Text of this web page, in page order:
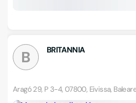
B BRITANNIA
Aragó 29, P 3-4, 07800, Eivissa,